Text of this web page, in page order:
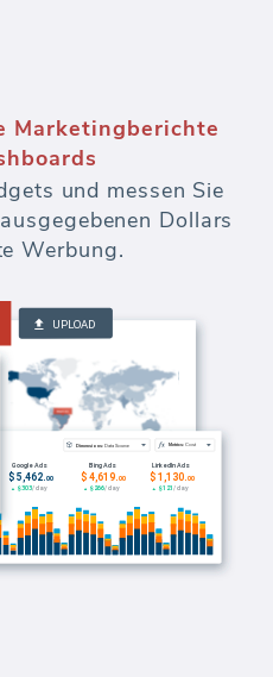
Marketingberichte
und messen Sie
Dollars
Werbung.